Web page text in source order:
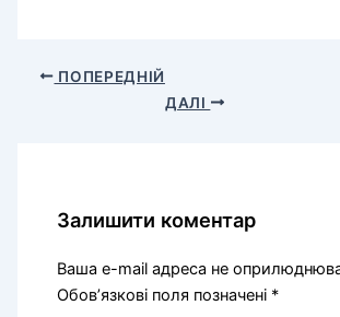
ПОПЕРЕДНІЙ
ДАЛІ
Залишити коментар
Ваша e-mail адреса не
Обов’язкові поля позначені *